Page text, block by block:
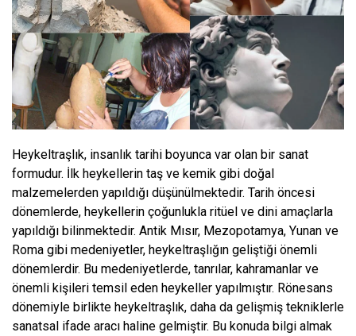
Heykeltraşlık, insanlık tarihi boyunca var olan bir sanat
formudur. İlk heykellerin taş ve kemik gibi doğal
malzemelerden yapıldığı düşünülmektedir. Tarih öncesi
dönemlerde, heykellerin çoğunlukla ritüel ve dini amaçlarla
yapıldığı bilinmektedir. Antik Mısır, Mezopotamya, Yunan ve
Roma gibi medeniyetler, heykeltraşlığın geliştiği önemli
dönemlerdir. Bu medeniyetlerde, tanrılar, kahramanlar ve
önemli kişileri temsil eden heykeller yapılmıştır. Rönesans
dönemiyle birlikte heykeltraşlık, daha da gelişmiş tekniklerle
sanatsal ifade aracı haline gelmiştir. Bu konuda bilgi almak